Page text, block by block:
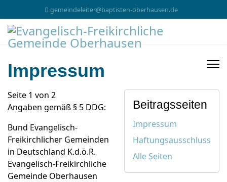
gemeindeleiter@baptisten-oberhausen.de
Impressum
Beitragsseiten
Impressum
Haftungsausschluss
Alle Seiten
Seite 1 von 2
Angaben gemäß § 5 DDG:
Bund Evangelisch-
Freikirchlicher Gemeinden
in Deutschland K.d.ö.R.
Evangelisch-Freikirchliche
Gemeinde Oberhausen